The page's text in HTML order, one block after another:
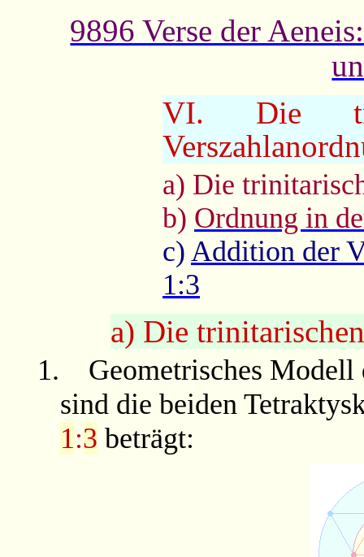
9896 Verse der
VI. Die
a) Die
b) Ordnung in
c) Addition der
1:3
a) Die
1.
Geometrisches
sind die beiden
1:3 beträgt: